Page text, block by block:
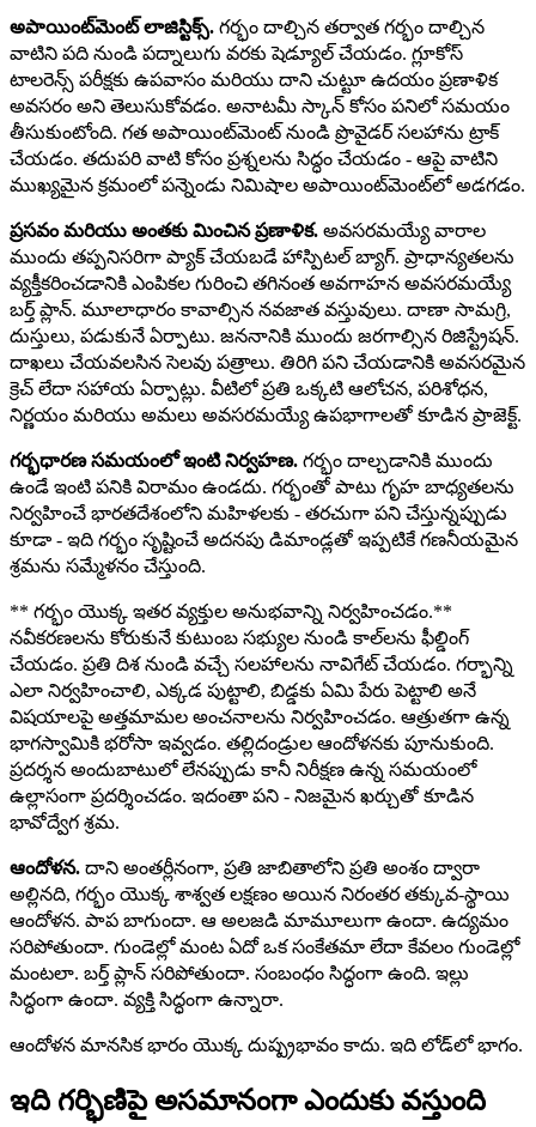
అపాయింట్‌మెంట్ లాజిస్టిక్స్. గర్భం దాల్చిన తర్వాత గర్భం దాల్చిన
వాటిని పది నుండి పద్నాలుగు వరకు షెడ్యూల్ చేయడం. గ్లూకోస్
టాలరెన్స్ పరీక్షకు ఉపవాసం మరియు దాని చుట్టూ ఉదయం ప్రణాళిక
అవసరం అని తెలుసుకోవడం. అనాటమీ స్కాన్ కోసం పనిలో సమయం
తీసుకుంటోంది. గత అపాయింట్‌మెంట్ నుండి ప్రొవైడర్ సలహాను ట్రాక్
చేయడం. తదుపరి వాటి కోసం ప్రశ్నలను సిద్ధం చేయడం - ఆపై వాటిని
ముఖ్యమైన క్రమంలో పన్నెండు నిమిషాల అపాయింట్‌మెంట్‌లో అడగడం.
ప్రసవం మరియు అంతకు మించిన ప్రణాళిక. అవసరమయ్యే వారాల
ముందు తప్పనిసరిగా ప్యాక్ చేయబడే హాస్పిటల్ బ్యాగ్. ప్రాధాన్యతలను
వ్యక్తీకరించడానికి ఎంపికల గురించి తగినంత అవగాహన అవసరమయ్యే
బర్త్ ప్లాన్. మూలాధారం కావాల్సిన నవజాత వస్తువులు. దాణా సామగ్రి,
దుస్తులు, పడుకునే ఏర్పాటు. జననానికి ముందు జరగాల్సిన రిజిస్ట్రేషన్.
దాఖలు చేయవలసిన సెలవు పత్రాలు. తిరిగి పని చేయడానికి అవసరమైన
క్రెచ్ లేదా సహాయ ఏర్పాట్లు. వీటిలో ప్రతి ఒక్కటి ఆలోచన, పరిశోధన,
నిర్ణయం మరియు అమలు అవసరమయ్యే ఉపభాగాలతో కూడిన ప్రాజెక్ట్.
గర్భధారణ సమయంలో ఇంటి నిర్వహణ. గర్భం దాల్చడానికి ముందు
ఉండే ఇంటి పనికి విరామం ఉండదు. గర్భంతో పాటు గృహ బాధ్యతలను
నిర్వహించే భారతదేశంలోని మహిళలకు - తరచుగా పని చేస్తున్నప్పుడు
కూడా - ఇది గర్భం సృష్టించే అదనపు డిమాండ్లతో ఇప్పటికే గణనీయమైన
శ్రమను సమ్మేళనం చేస్తుంది.
** గర్భం యొక్క ఇతర వ్యక్తుల అనుభవాన్ని నిర్వహించడం.**
నవీకరణలను కోరుకునే కుటుంబ సభ్యుల నుండి కాల్‌లను ఫీల్డింగ్
చేయడం. ప్రతి దిశ నుండి వచ్చే సలహాలను నావిగేట్ చేయడం. గర్భాన్ని
ఎలా నిర్వహించాలి, ఎక్కడ పుట్టాలి, బిడ్డకు ఏమి పేరు పెట్టాలి అనే
విషయాలపై అత్తమామల అంచనాలను నిర్వహించడం. ఆత్రుతగా ఉన్న
భాగస్వామికి భరోసా ఇవ్వడం. తల్లిదండ్రుల ఆందోళనకు పూనుకుంది.
ప్రదర్శన అందుబాటులో లేనప్పుడు కానీ నిరీక్షణ ఉన్న సమయంలో
ఉల్లాసంగా ప్రదర్శించడం. ఇదంతా పని - నిజమైన ఖర్చుతో కూడిన
భావోద్వేగ శ్రమ.
ఆందోళన. దాని అంతర్లీనంగా, ప్రతి జాబితాలోని ప్రతి అంశం ద్వారా
అల్లినది, గర్భం యొక్క శాశ్వత లక్షణం అయిన నిరంతర తక్కువ-స్థాయి
ఆందోళన. పాప బాగుందా. ఆ అలజడి మామూలుగా ఉందా. ఉద్యమం
సరిపోతుందా. గుండెల్లో మంట ఏదో ఒక సంకేతమా లేదా కేవలం గుండెల్లో
మంటలా. బర్త్ ప్లాన్ సరిపోతుందా. సంబంధం సిద్ధంగా ఉంది. ఇల్లు
సిద్ధంగా ఉందా. వ్యక్తి సిద్ధంగా ఉన్నారా.
ఆందోళన మానసిక భారం యొక్క దుష్ప్రభావం కాదు. ఇది లోడ్‌లో భాగం.
ఇది గర్భిణిపై అసమానంగా ఎందుకు వస్తుంది